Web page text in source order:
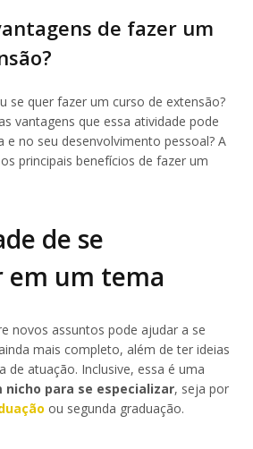
de fazer um
se quer fazer um curso de extensão?
vantagens que essa atividade pode
e no seu desenvolvimento pessoal? A
principais benefícios de fazer um
de se
um tema
novos assuntos pode ajudar a se
mais completo, além de ter ideias
de atuação. Inclusive, essa é uma
nicho para se especializar, seja por
ou segunda graduação.